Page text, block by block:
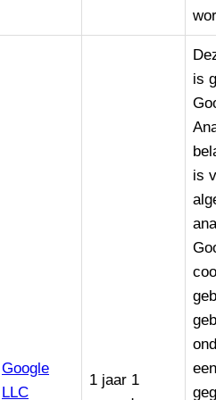
Google
LLC
1 jaar 1
is
is